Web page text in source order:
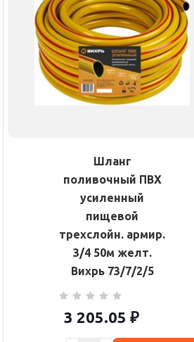
Шланг
поливочный ПВХ
усиленный
пищевой
трехслойн. армир.
3/4 50м желт.
Вихрь 73/7/2/5
3 205.05 ₽